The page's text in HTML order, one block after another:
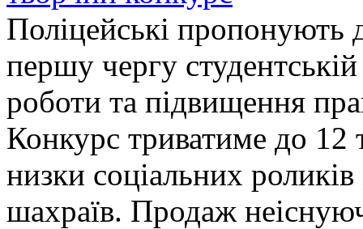
Поліцейські пропонують
першу чергу
роботи та підвищення
Конкурс триватиме до 12
низки соціальних
шахраїв. Продаж